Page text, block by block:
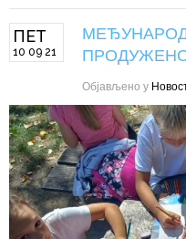
ПЕТ
10 09 21
Објављено у